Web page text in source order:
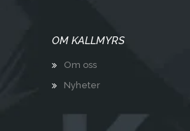
OM KALLMYRS
Om oss
Nyheter